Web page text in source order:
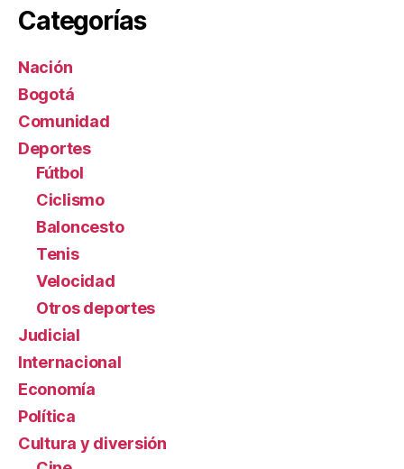
Categorías
Nación
Bogotá
Comunidad
Deportes
Fútbol
Ciclismo
Baloncesto
Tenis
Velocidad
Otros deportes
Judicial
Internacional
Economía
Política
Cultura y diversión